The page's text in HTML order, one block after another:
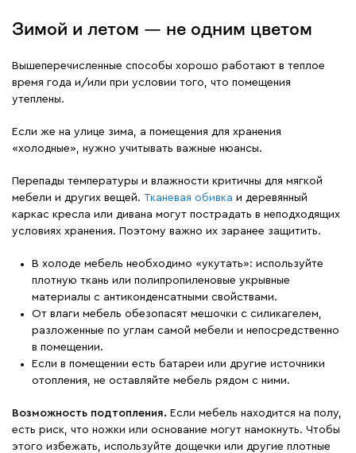
Зимой и летом — не одним цветом
Вышеперечисленные способы хорошо работают в теплое
время года и/или при условии того, что помещения
утеплены.
Если же на улице зима, а помещения для хранения
«холодные», нужно учитывать важные нюансы.
Перепады температуры и влажности критичны для мягкой
мебели и других вещей. Тканевая обивка и деревянный
каркас кресла или дивана могут пострадать в неподходящих
условиях хранения. Поэтому важно их заранее защитить.
В холоде мебель необходимо «укутать»: используйте
плотную ткань или полипропиленовые укрывные
материалы с антиконденсатными свойствами.
От влаги мебель обезопасят мешочки с силикагелем,
разложенные по углам самой мебели и непосредственно
в помещении.
Если в помещении есть батареи или другие источники
отопления, не оставляйте мебель рядом с ними.
Возможность подтопления. Если мебель находится на полу,
есть риск, что ножки или основание могут намокнуть. Чтобы
этого избежать, используйте дощечки или другие плотные